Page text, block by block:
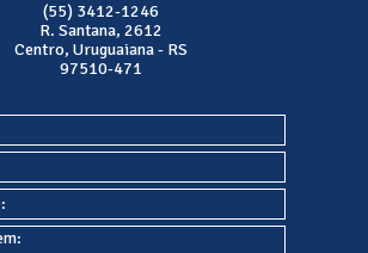
(55) 3412-1246
R. Santana, 2612
Centro, Uruguaiana - RS
97510-471